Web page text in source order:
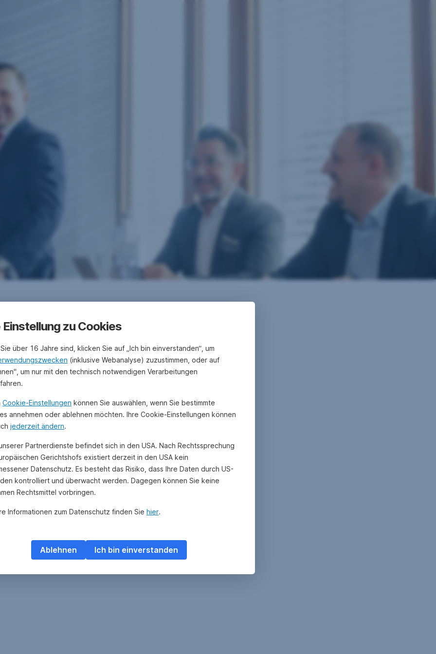
der News
Einstellung zu Cookies
über 16 Jahre sind, klicken Sie auf „Ich bin einverstanden“, um
(inklusive Webanalyse) zuzustimmen, oder auf
um nur mit den technisch notwendigen Verarbeitungen
Cookie-Einstellungen können Sie auswählen, wenn Sie bestimmte
annehmen oder ablehnen möchten. Ihre Cookie-Einstellungen können
jederzeit ändern.
Partnerdienste befindet sich in den USA. Nach Rechtssprechung
Gerichtshofs existiert derzeit in den USA kein
Datenschutz. Es besteht das Risiko, dass Ihre Daten durch US-
kontrolliert und überwacht werden. Dagegen können Sie keine
Rechtsmittel vorbringen.
Informationen zum Datenschutz finden Sie hier.
Ich bin einverstanden
Ablehnen